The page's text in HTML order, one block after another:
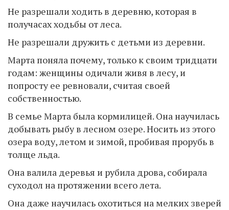
Не разрешали ходить в деревню, которая в
получасах ходьбы от леса.
Не разрешали дружить с детьми из деревни.
Марта поняла почему, только к своим тридцати
годам: женщины одичали живя в лесу, и
попросту ее ревновали, считая своей
собственностью.
В семье Марта была кормилицей. Она научилась
добывать рыбу в лесном озере. Носить из этого
озера воду, летом и зимой, пробивая прорубь в
толще льда.
Она валила деревья и рубила дрова, собирала
суходол на протяжении всего лета.
Она даже научилась охотиться на мелких зверей